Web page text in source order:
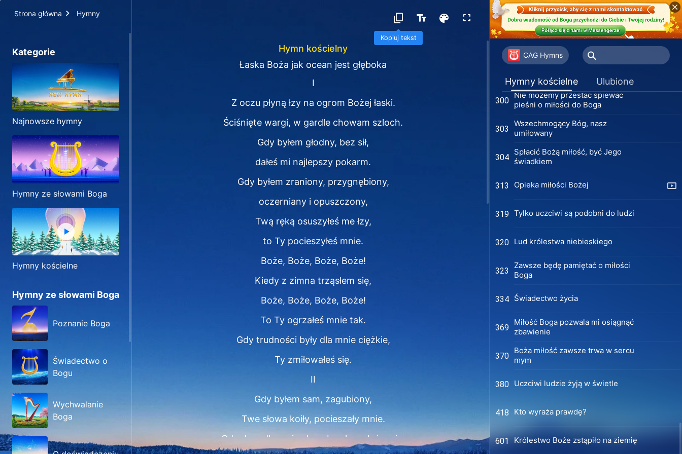
Strona główna Hymny
Kopiuj tekst
Kategorie
Najnowsze hymny
Hymny ze słowami Boga
Hymny kościelne
Hymny ze słowami Boga
Poznanie Boga
Świadectwo o
Bogu
Wychwalanie
Boga
Hymn kościelny
Łaska Boża jak ocean jest głęboka
I
Z oczu płyną łzy na ogrom Bożej łaski.
Ściśnięte wargi, w gardle chowam szloch.
Gdy byłem głodny, bez sił,
dałeś mi najlepszy pokarm.
Gdy byłem zraniony, przygnębiony,
oczerniany i opuszczony,
Twą ręką osuszyłeś me łzy,
to Ty pocieszyłeś mnie.
Boże, Boże, Boże, Boże!
Kiedy z zimna trząsłem się,
Boże, Boże, Boże, Boże!
To Ty ogrzałeś mnie tak.
Gdy trudności były dla mnie ciężkie,
Ty zmiłowałeś się.
II
Gdy byłem sam, zagubiony,
Twe słowa koiły, pocieszały mnie.
Gdy dopadły mnie choroby uleczyłeś mnie.
CAG Hymns
Hymny kościelne Ulubione
294 Wyciszam się przed Bogiem
300
Nie możemy przestać śpiewać
pieśni o miłości do Boga
303
Wszechmogący Bóg, nasz
umiłowany
304
Spłacić Bożą miłość, być Jego
świadkiem
313 Opieka miłości Bożej
319 Tylko uczciwi są podobni do ludzi
320 Lud królestwa niebieskiego
323
Zawsze będę pamiętać o miłości
Boga
334 Świadectwo życia
369
Miłość Boga pozwala mi osiągnąć
zbawienie
370
Boża miłość zawsze trwa w sercu
mym
380 Uczciwi ludzie żyją w świetle
418 Kto wyraża prawdę?
601 Królestwo Boże zstąpiło na ziemię